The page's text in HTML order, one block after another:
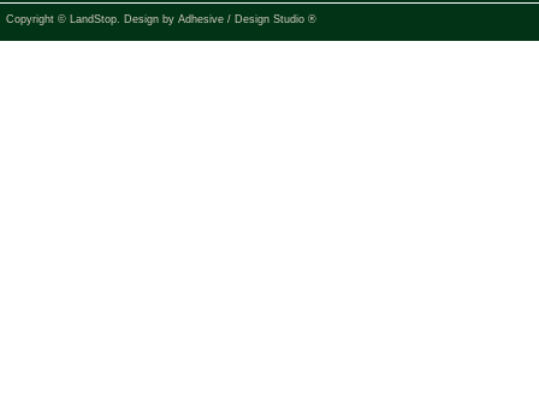
Copyright © LandStop. Design by Adhesive / Design Studio ®